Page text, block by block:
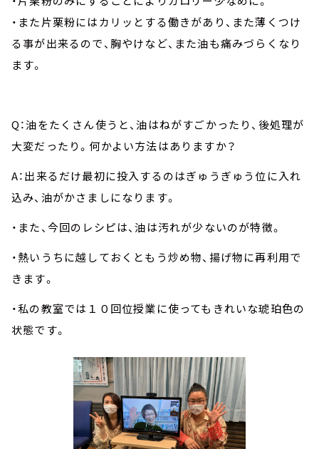
・また片栗粉にはカリッとする働きがあり、また薄くつけ
る事が出来るので、胸やけなど、また油も痛みづらくなり
ます。
Q：油をたくさん使うと、油はねがすごかったり、後処理が
大変だったり。何かよい方法はありますか？
A：出来るだけ最初に投入するのはぎゅうぎゅう位に入れ
込み、油がかさましになります。
・また、今回のレシピは、油は汚れが少ないのが特徴。
・熱いうちに越しておくともう炒め物、揚げ物に再利用で
きます。
・私の教室では１０回位授業に使ってもきれいな琥珀色の
状態です。